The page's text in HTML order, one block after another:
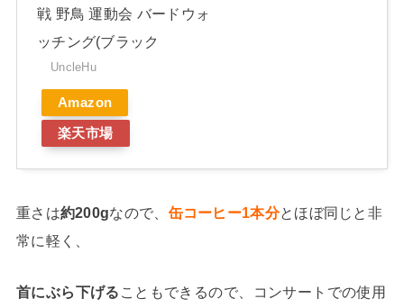
戦 野鳥 運動会 バードウォ
ッチング(ブラック
UncleHu
Amazon
楽天市場
重さは約200gなので、 缶コーヒー1本分とほぼ同じと非
常に軽く、
首にぶら下げる こともできるので、コンサートでの使用